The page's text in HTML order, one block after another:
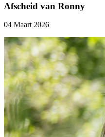
Afscheid van Ronny
04 Maart 2026